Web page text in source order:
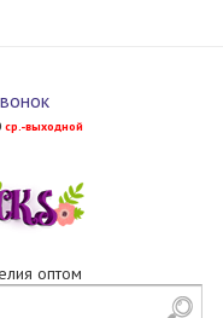
cр.-выходной
оптом